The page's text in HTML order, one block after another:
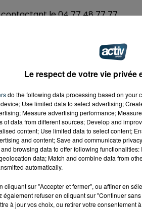
contactant le 04 77 48 77 77
vendredi à samedi.Le niveau 3
& restez informés ⤵️
dès ce vendredi. Ils
place Jacquard et Place
se mouiller le corps
la journée.
Le respect de votre vie privée
do the following data processing based on your
Use limited data to select advertising;
Measure advertising performance;
of data from different sources; Develop and
content; Use limited data to select content;
and content; Save and communicate
browsing data to offer following
data; Match and combine data from
automatically.
cliquant sur "Accepter et fermer", ou affiner en
également refuser en cliquant sur "Continuer
à jour vos choix, ou retirer votre consentement